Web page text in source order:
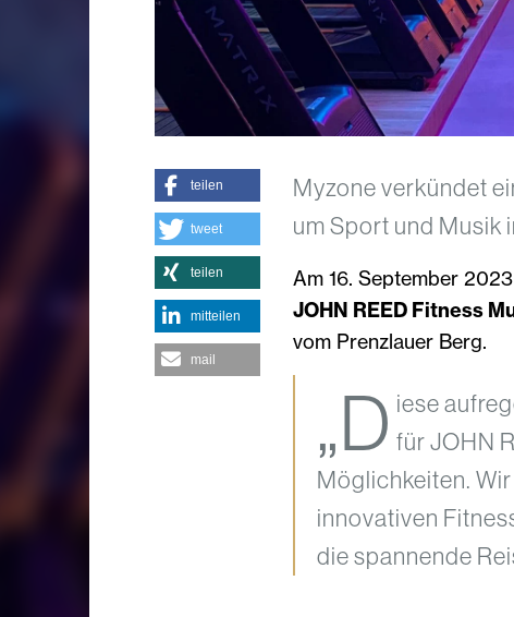
Myzone verkündet
um Sport und Musik
Am 16. September
JOHN REED Fitness
vom Prenzlauer Berg.
„D iese
für JOHN
Möglichkeiten.
innovativen
die spannende
teilen
tweet
teilen
mitteilen
mail